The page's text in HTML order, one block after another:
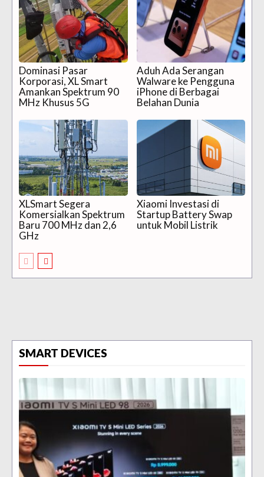
Dominasi Pasar
Korporasi, XL Smart
Amankan Spektrum 90
MHz Khusus 5G
Aduh Ada Serangan
Walware ke Pengguna
iPhone di Berbagai
Belahan Dunia
XLSmart Segera
Komersialkan Spektrum
Baru 700 MHz dan 2,6
GHz
Xiaomi Investasi di
Startup Battery Swap
untuk Mobil Listrik
SMART DEVICES